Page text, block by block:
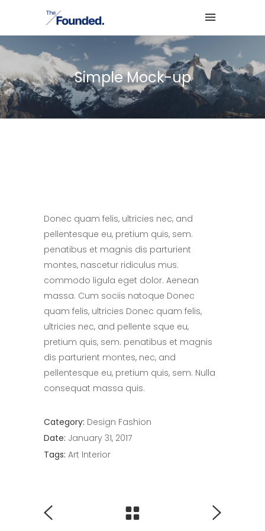
Simple Mock-up
Donec quam felis, ultricies nec, and
pellentesque eu, pretium quis, sem.
penatibus et magnis dis parturient
montes, nascetur ridiculus mus.
commodo ligula eget dolor. Aenean
massa. Cum sociis natoque Donec
quam felis, ultricies Donec quam felis,
ultricies nec, and pellente sque eu,
pretium quis, sem. penatibus et magnis
dis parturient montes, nec, and
pellentesque eu, pretium quis, sem. Nulla
consequat massa quis.
Category: Design Fashion
Date: January 31, 2017
Tags: Art Interior